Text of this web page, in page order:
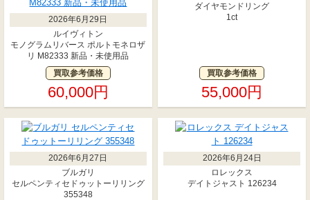
2026年6月29日
ルイヴィトン
モノグラムリバース ポルトモネロザ
リ M82333 新品・未使用品
買取参考価格
60,000円
ダイヤモンドリング
1ct
買取参考価格
55,000円
2026年6月27日
ブルガリ
セルペンティセドゥットーリリング
355348
2026年6月24日
ロレックス
デイトジャスト 126234